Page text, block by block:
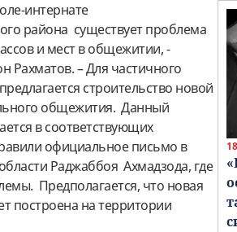
интернате
района существует проблема
и мест в общежитии, -
Рахматов. – Для частичного
строительство новой
общежития. Данный
в соответствующих
официальное письмо в
Раджаббоя Ахмадзода, где
Предполагается, что новая
построена на территории